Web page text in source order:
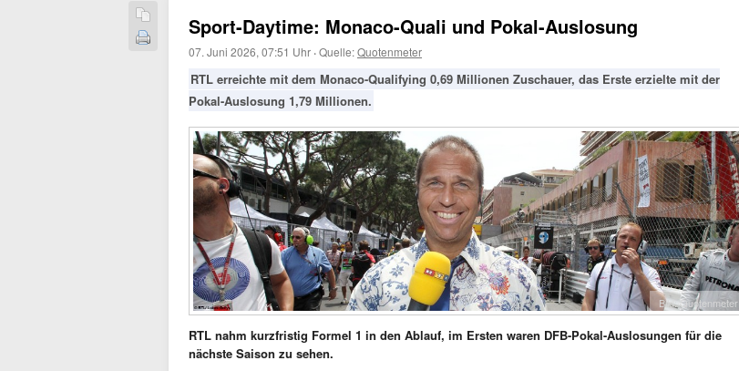
Sport-Daytime: Monaco-Quali und Pokal-Auslosung
07. Juni 2026, 07:51 Uhr ·Quelle:Quotenmeter
RTL erreichte mit dem Monaco-Qualifying 0,69 Millionen Zuschauer, das Erste erzielte mit der
Pokal-Auslosung 1,79 Millionen.
Bild: Quotenmeter
RTL nahm kurzfristig Formel 1 in den Ablauf, im Ersten waren DFB-Pokal-Auslosungen für die
nächste Saison zu sehen.